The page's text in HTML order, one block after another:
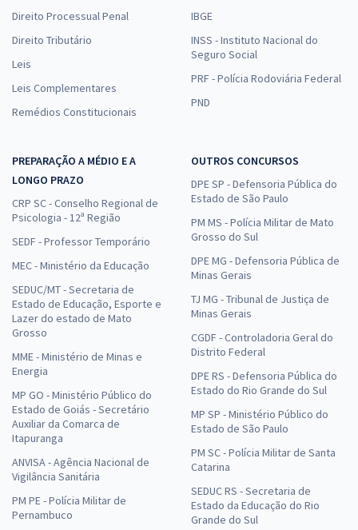
Direito Processual Penal
Direito Tributário
Leis
Leis Complementares
Remédios Constitucionais
IBGE
INSS - Instituto Nacional do
Seguro Social
PRF - Polícia Rodoviária Federal
PND
PREPARAÇÃO A MÉDIO E A
LONGO PRAZO
CRP SC - Conselho Regional de
Psicologia - 12ª Região
SEDF - Professor Temporário
MEC - Ministério da Educação
SEDUC/MT - Secretaria de
Estado de Educação, Esporte e
Lazer do estado de Mato
Grosso
MME - Ministério de Minas e
Energia
MP GO - Ministério Público do
Estado de Goiás - Secretário
Auxiliar da Comarca de
Itapuranga
ANVISA - Agência Nacional de
Vigilância Sanitária
PM PE - Polícia Militar de
Pernambuco
OUTROS CONCURSOS
DPE SP - Defensoria Pública do
Estado de São Paulo
PM MS - Polícia Militar de Mato
Grosso do Sul
DPE MG - Defensoria Pública de
Minas Gerais
TJ MG - Tribunal de Justiça de
Minas Gerais
CGDF - Controladoria Geral do
Distrito Federal
DPE RS - Defensoria Pública do
Estado do Rio Grande do Sul
MP SP - Ministério Público do
Estado de São Paulo
PM SC - Polícia Militar de Santa
Catarina
SEDUC RS - Secretaria de
Estado da Educação do Rio
Grande do Sul